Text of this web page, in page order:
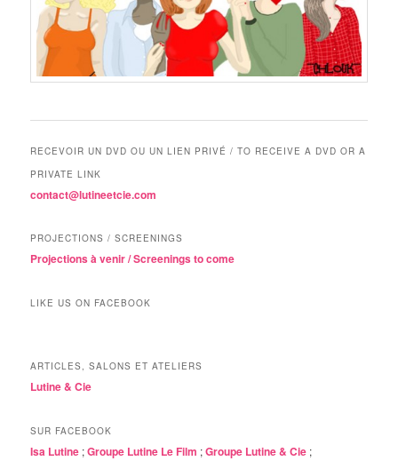
RECEVOIR UN DVD OU UN LIEN PRIVÉ / TO RECEIVE A DVD OR A
PRIVATE LINK
contact@lutineetcie.com
PROJECTIONS / SCREENINGS
Projections à venir / Screenings to come
LIKE US ON FACEBOOK
ARTICLES, SALONS ET ATELIERS
Lutine & Cie
SUR FACEBOOK
Isa Lutine ;Groupe Lutine Le Film ;Groupe Lutine & Cie ;